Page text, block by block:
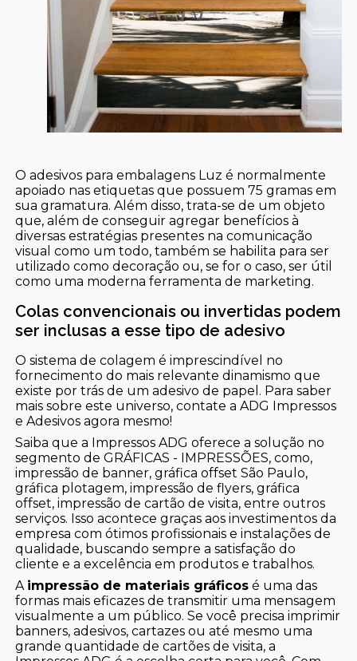
O adesivos para embalagens Luz é normalmente
apoiado nas etiquetas que possuem 75 gramas em
sua gramatura. Além disso, trata-se de um objeto
que, além de conseguir agregar benefícios à
diversas estratégias presentes na comunicação
visual como um todo, também se habilita para ser
utilizado como decoração ou, se for o caso, ser útil
como uma moderna ferramenta de marketing.
Colas convencionais ou invertidas podem
ser inclusas a esse tipo de adesivo
O sistema de colagem é imprescindível no
fornecimento do mais relevante dinamismo que
existe por trás de um adesivo de papel. Para saber
mais sobre este universo, contate a ADG Impressos
e Adesivos agora mesmo!
Saiba que a Impressos ADG oferece a solução no
segmento de GRÁFICAS - IMPRESSÕES, como,
impressão de banner, gráfica offset São Paulo,
gráfica plotagem, impressão de flyers, gráfica
offset, impressão de cartão de visita, entre outros
serviços. Isso acontece graças aos investimentos da
empresa com ótimos profissionais e instalações de
qualidade, buscando sempre a satisfação do
cliente e a excelência em produtos e trabalhos.
A impressão de materiais gráficos é uma das
formas mais eficazes de transmitir uma mensagem
visualmente a um público. Se você precisa imprimir
banners, adesivos, cartazes ou até mesmo uma
grande quantidade de cartões de visita, a